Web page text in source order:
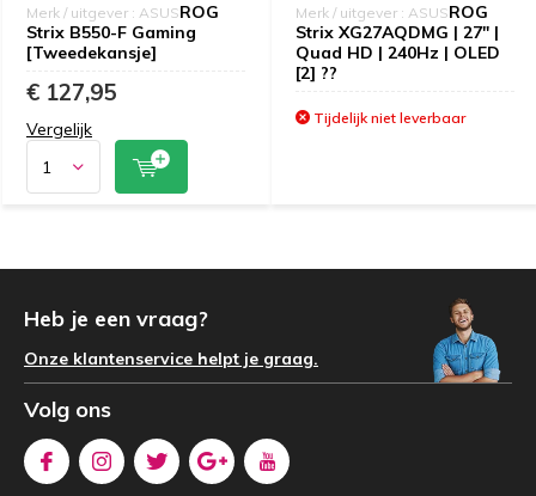
Merk / uitgever : ASUSROG
Strix B550-F Gaming
[Tweedekansje]
€ 127,95
Vergelijk
Merk / uitgever : ASUSROG
Strix XG27AQDMG | 27" |
Quad HD | 240Hz | OLED
[2] ??
Tijdelijk niet leverbaar
Heb je een vraag?
Onze klantenservice helpt je graag.
Volg ons